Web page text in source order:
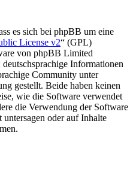
es sich bei phpBB um eine
License v2“ (GPL)
von phpBB Limited
Informationen
Community unter
gestellt. Beide haben keinen
wie die Software verwendet
die Verwendung der Software
oder auf Inhalte